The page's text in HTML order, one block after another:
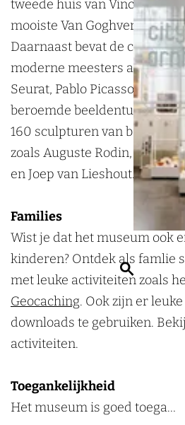
Z
o
e
k
u
s
e
u
m
r
M
u
s
e
u
m
e
r
M
u
s
e
u
m
u
s
e
u
m
l
e
r
M
u
s
e
u
m
l
e
r
M
u
s
e
u
l
e
r
-
M
ü
l
l
r
M
u
s
e
u
m
l
l
e
r
-
M
ü
l
r
M
u
s
e
l
e
r
-
M
ü
l
l
M
u
s
e
u
e
r
-
M
ü
l
l
e
u
s
e
u
m
tweede huis van Vincent van
mooiste Van
Daarnaast bevat de collectie
moderne meesters als
Seurat, Pablo Picasso en Piet
beroemde beeldentuin van
160 sculpturen van
zoals Auguste Rodin, Henry
en Joep van Lieshout.
Families
Wist je dat het museum ook
kinderen? Ontdek als famlie
met leuke activiteiten zoals
Geocaching. Ook zijn er
downloads te gebruiken.
activiteiten.
Toegankelijkheid
Het museum is goed toega…